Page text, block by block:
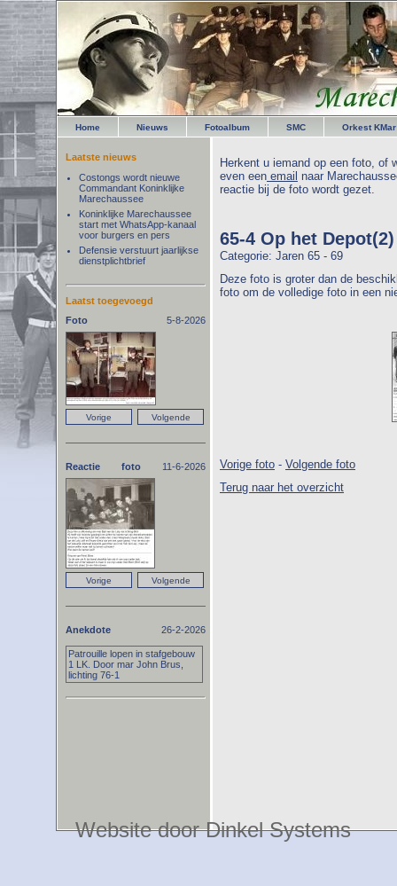
Home Nieuws Fotoalbum SMC Orkest KMar
Herkent u iemand op een foto, of
even een email naar
reactie bij de foto wordt gezet.
65-4 Op het Depot(2)
Categorie: Jaren 65 - 69
Deze foto is groter dan de
foto om de volledige foto in een
Vorige foto - Volgende foto
Terug naar het overzicht
Laatste nieuws
Costongs wordt nieuwe
Commandant Koninklijke
Marechaussee
Koninklijke Marechaussee
start met WhatsApp-kanaal
voor burgers en pers
Defensie verstuurt jaarlijkse
dienstplichtbrief
Laatst toegevoegd
Foto
5-8-2026
Reactie foto 11-6-2026
Anekdote 26-2-2026
Patrouille lopen in stafgebouw
1 LK. Door mar John Brus,
lichting 76-1
Website door Dinkel Systems